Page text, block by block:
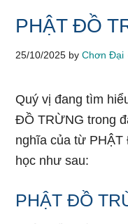
PHẬT ĐỒ
25/10/2025 byChơn Đại
Quý vị đang tìm
ĐỒ TRỪNG trong
nghĩa của từ
học như sau:
PHẬT ĐỒ